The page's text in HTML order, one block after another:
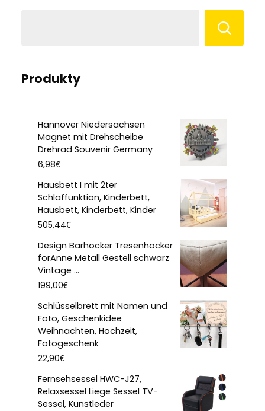
Produkty
Hannover Niedersachsen
Magnet mit Drehscheibe
Drehrad Souvenir Germany
6,98€
Hausbett I mit 2ter
Schlaffunktion, Kinderbett,
Hausbett, Kinderbett, Kinder
505,44€
Design Barhocker Tresenhocker
forAnne Metall Gestell schwarz
Vintage ...
199,00€
Schlüsselbrett mit Namen und
Foto, Geschenkidee
Weihnachten, Hochzeit,
Fotogeschenk
22,90€
Fernsehsessel HWC-J27,
Relaxsessel Liege Sessel TV-
Sessel, Kunstleder